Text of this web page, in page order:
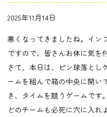
2025年11月14日
寒くなってきましたね。イン
ですので、皆さんお体に気を
さて、本日は、ピン球落とし
ームを組んで箱の中央に開い
き、タイムを競うゲームです。
どのチームも必死に穴に入れ